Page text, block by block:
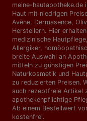
meine-
Haut mit niedrigen
Avène, Dermasence,
Herstellern. Hier
medizinische
Allergiker,
breite Auswahl an
mitteln zu günstigen
Naturkosmetik und
zu reduzierten Preisen.
auch rezeptfreie Artikel
apothekenpflichtige
Ab einem Bestellwert
kostenfrei.